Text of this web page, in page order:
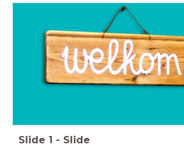
Slide 1 - Slide